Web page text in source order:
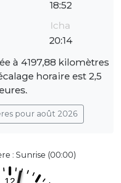
18:52
Icha
20:14
à 4197,88 kilomètres
horaire est 2,5
pour août 2026
: Sunrise (00:00)